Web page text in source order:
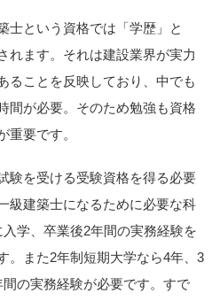
士という資格では「学歴」と
れます。それは建設業界が実力
ることを反映しており、中でも
間が必要。そのため勉強も資格
重要です。
験を受ける受験資格を得る必要
級建築士になるために必要な科
学、卒業後2年間の実務経験を
。また2年制短期大学なら4年、3
の実務経験が必要です。すで